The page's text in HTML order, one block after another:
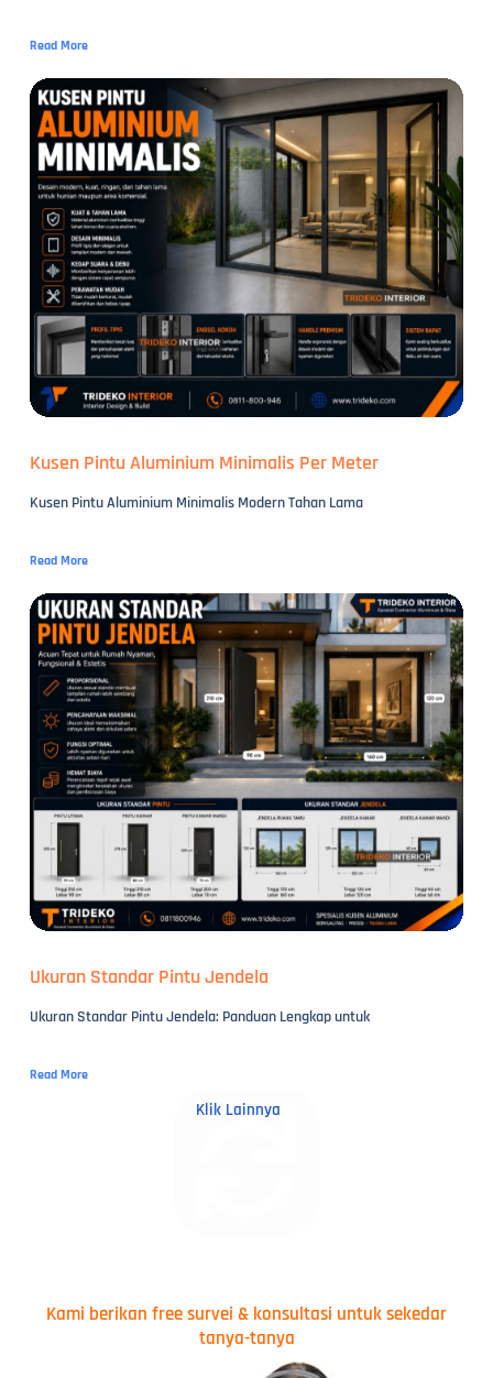
Read More
Kusen Pintu Aluminium Minimalis Per Meter
Kusen Pintu Aluminium Minimalis Modern Tahan Lama
Read More
Ukuran Standar Pintu Jendela
Ukuran Standar Pintu Jendela: Panduan Lengkap untuk
Read More
Klik Lainnya
Kami berikan free survei & konsultasi untuk sekedar
tanya-tanya